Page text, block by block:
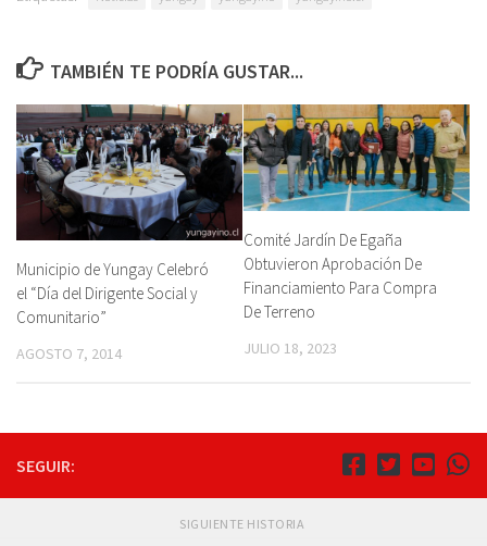
TAMBIÉN TE PODRÍA GUSTAR...
Municipio de Yungay Celebró
el “Día del Dirigente Social y
Comunitario”
AGOSTO 7, 2014
Comité Jardín De Egaña
Obtuvieron Aprobación De
Financiamiento Para Compra
De Terreno
JULIO 18, 2023
SEGUIR:
SIGUIENTE HISTORIA